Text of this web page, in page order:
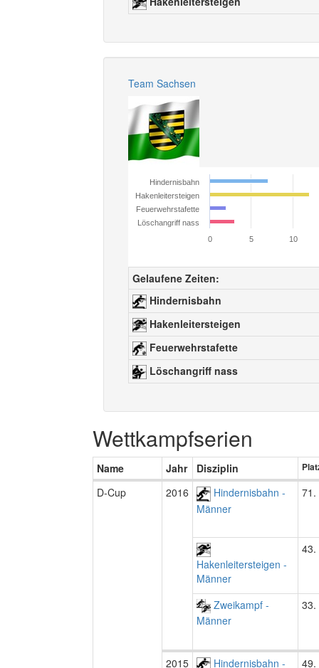
Team Sachsen
Hindernisbahn
Hakenleitersteigen
Feuerwehrstafette
Löschangriff nass
0
5 10
Gelaufene Zeiten:
Hindernisbahn
Hakenleitersteigen
Feuerwehrstafette
Löschangriff nass
Wettkampfserien
Name Jahr Disziplin
D-Cup 2016
Hindernisbahn -
Männer
71.
Hakenleitersteigen -
Männer
43.
Zweikampf -
Männer
33.
2015
Hindernisbahn -
49.